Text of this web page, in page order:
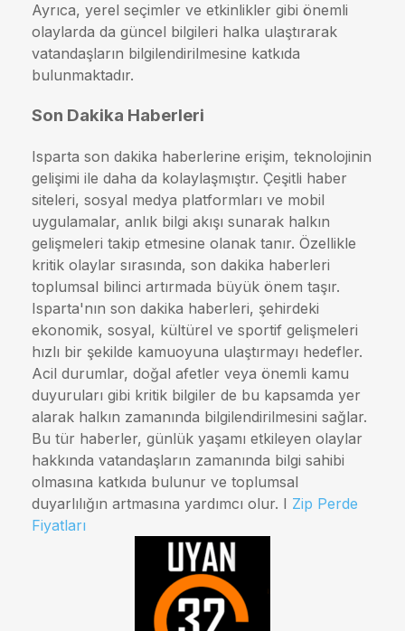
Ayrıca, yerel seçimler ve etkinlikler gibi önemli
olaylarda da güncel bilgileri halka ulaştırarak
vatandaşların bilgilendirilmesine katkıda
bulunmaktadır.
Son Dakika Haberleri
Isparta son dakika haberlerine erişim, teknolojinin
gelişimi ile daha da kolaylaşmıştır. Çeşitli haber
siteleri, sosyal medya platformları ve mobil
uygulamalar, anlık bilgi akışı sunarak halkın
gelişmeleri takip etmesine olanak tanır. Özellikle
kritik olaylar sırasında, son dakika haberleri
toplumsal bilinci artırmada büyük önem taşır.
Isparta'nın son dakika haberleri, şehirdeki
ekonomik, sosyal, kültürel ve sportif gelişmeleri
hızlı bir şekilde kamuoyuna ulaştırmayı hedefler.
Acil durumlar, doğal afetler veya önemli kamu
duyuruları gibi kritik bilgiler de bu kapsamda yer
alarak halkın zamanında bilgilendirilmesini sağlar.
Bu tür haberler, günlük yaşamı etkileyen olaylar
hakkında vatandaşların zamanında bilgi sahibi
olmasına katkıda bulunur ve toplumsal
duyarlılığın artmasına yardımcı olur. I Zip Perde
Fiyatları